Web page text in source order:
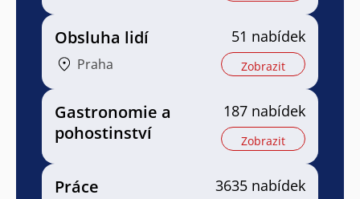
Obsluha lidí
Praha
51 nabídek
Zobrazit
Gastronomie a
pohostinství
187 nabídek
Zobrazit
Práce 3635 nabídek